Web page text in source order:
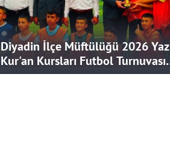
Diyadin İlçe Müftülüğü 2026 Yaz
Kur'an Kursları Futbol Turnuvası
Tamamlandı